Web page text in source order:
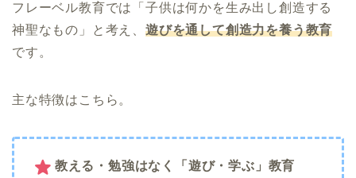
フレーベル教育では「子供は何かを生み出し創造する
神聖なもの」と考え、 遊びを通して創造力を養う教育
です。
主な特徴はこちら。
教える・勉強はなく「遊び・学ぶ」教育